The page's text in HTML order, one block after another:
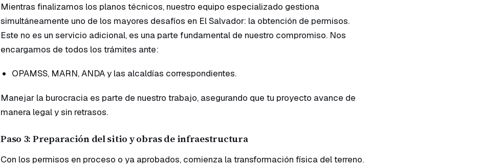
Mientras finalizamos los planos técnicos, nuestro equipo especializado gestiona
simultáneamente uno de los mayores desafíos en El Salvador: la obtención de permisos.
Este no es un servicio adicional, es una parte fundamental de nuestro compromiso. Nos
encargamos de todos los trámites ante:
OPAMSS, MARN, ANDA y las alcaldías correspondientes.
Manejar la burocracia es parte de nuestro trabajo, asegurando que tu proyecto avance de
manera legal y sin retrasos.
Paso 3: Preparación del sitio y obras de infraestructura
Con los permisos en proceso o ya aprobados, comienza la transformación física del terreno.